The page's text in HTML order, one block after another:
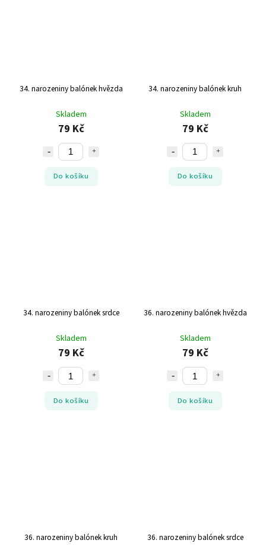
34. narozeniny balónek hvězda
Skladem
79 Kč
Do košíku
34. narozeniny balónek kruh
Skladem
79 Kč
Do košíku
34. narozeniny balónek srdce
Skladem
79 Kč
Do košíku
36. narozeniny balónek hvězda
Skladem
79 Kč
Do košíku
36. narozeniny balónek kruh 36. narozeniny balónek srdce